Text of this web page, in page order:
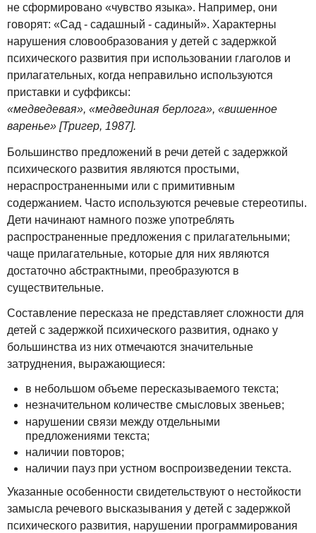
не сформировано «чувство языка». Например, они
говорят: «Сад - садашный - садиный». Характерны
нарушения словообразования у детей с задержкой
психического развития при использовании глаголов и
прилагательных, когда неправильно используются
приставки и суффиксы:
«медведевая», «медвединая берлога», «вишенное
варенье» [Тригер, 1987].
Большинство предложений в речи детей с задержкой
психического развития являются простыми,
нераспространенными или с примитивным
содержанием. Часто используются речевые стереотипы.
Дети начинают намного позже употреблять
распространенные предложения с прилагательными;
чаще прилагательные, которые для них являются
достаточно абстрактными, преобразуются в
существительные.
Составление пересказа не представляет сложности для
детей с задержкой психического развития, однако у
большинства из них отмечаются значительные
затруднения, выражающиеся:
в небольшом объеме пересказываемого текста;
незначительном количестве смысловых звеньев;
нарушении связи между отдельными
предложениями текста;
наличии повторов;
наличии пауз при устном воспроизведении текста.
Указанные особенности свидетельствуют о нестойкости
замысла речевого высказывания у детей с задержкой
психического развития, нарушении программирования